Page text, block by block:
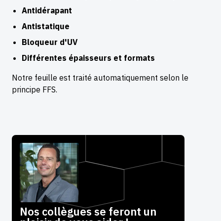
Antidérapant
Antistatique
Bloqueur d'UV
Différentes épaisseurs et formats
Notre feuille est traité automatiquement selon le
principe FFS.
Nos collègues se feront un